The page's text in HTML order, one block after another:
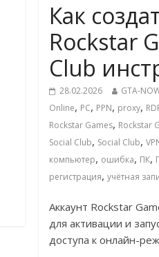
Как
Rockstar
Club
28.02.2026 GTA-
Online, PC, PPN, proxy,
Rockstar Games, Rockstar
Social Club, Social Club,
компьютер, ошибка, ПК,
регистрация,учётная
Аккаунт Rockstar
для активации и
доступа к онлайн-